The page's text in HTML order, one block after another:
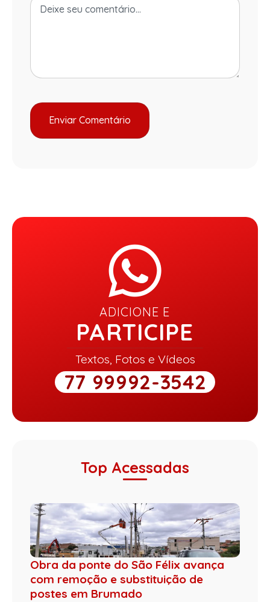
ADICIONE E
PARTICIPE
Textos, Fotos e Vídeos
77 99992-3542
Top Acessadas
Obra da ponte do São Félix avança
com remoção e substituição de
postes em Brumado